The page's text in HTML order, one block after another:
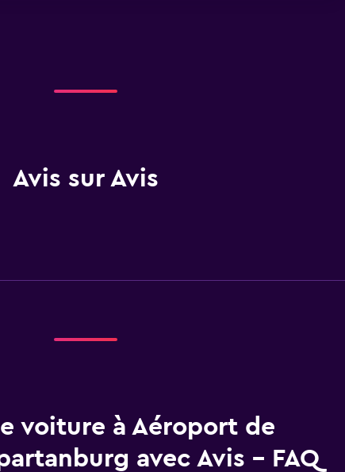
Avis sur Avis
voiture à Aéroport de
avec Avis - FAQ